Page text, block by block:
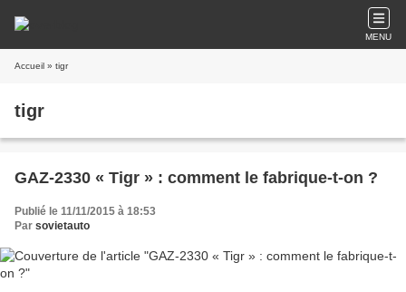
MENU
Accueil » tigr
tigr
GAZ-2330 « Tigr » : comment le fabrique-t-on ?
Publié le 11/11/2015 à 18:53
Par sovietauto